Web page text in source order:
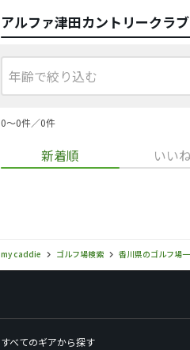
アルファ津田カントリークラ
0〜0件／0件
新着順 いい
my caddie ゴルフ場検索 香川県のゴルフ場
すべてのギアから探す